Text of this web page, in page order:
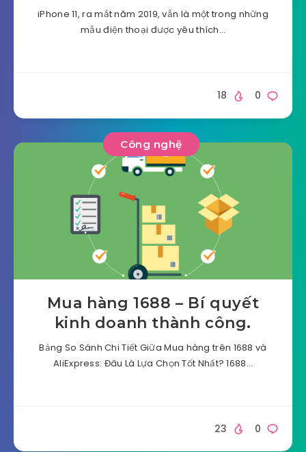
iPhone 11, ra mắt năm 2019, vẫn là một trong những
mẫu điện thoại được yêu thích…
0
18
Công nghệ
Mua hàng 1688 – Bí quyết
kinh doanh thành công.
Bảng So Sánh Chi Tiết Giữa Mua hàng trên 1688 và
AliExpress: Đâu Là Lựa Chọn Tốt Nhất? 1688…
0
23